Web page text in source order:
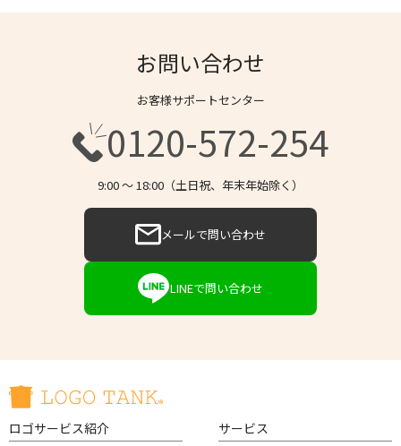
お問い合わせ
お客様サポートセンター
0120-572-254
9:00 〜 18:00（土日祝、年末年始除く）
メールで問い合わせ
LINEで問い合わせ
ロゴサービス紹介
サービス